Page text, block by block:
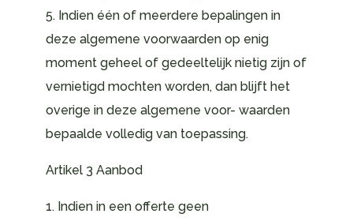
5. Indien één of meerdere bepalingen in
deze algemene voorwaarden op enig
moment geheel of gedeeltelijk nietig zijn of
vernietigd mochten worden, dan blijft het
overige in deze algemene voor- waarden
bepaalde volledig van toepassing.
Artikel 3 Aanbod
1. Indien in een offerte geen